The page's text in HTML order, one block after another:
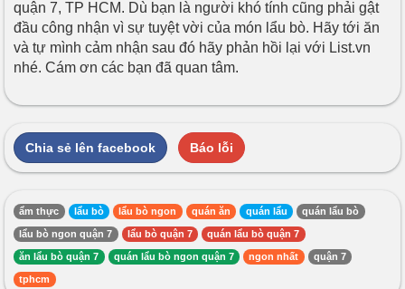
quận 7, TP HCM. Dù bạn là người khó tính cũng phải gật
đầu công nhận vì sự tuyệt vời của món lẩu bò. Hãy tới ăn
và tự mình cảm nhận sau đó hãy phản hồi lại với List.vn
nhé. Cám ơn các bạn đã quan tâm.
Chia sẻ lên facebook Báo lỗi
ẩm thực lẩu bò lẩu bò ngon quán ăn quán lẩu quán lẩu bò
lẩu bò ngon quận 7 lẩu bò quận 7 quán lẩu bò quận 7
ăn lẩu bò quận 7 quán lẩu bò ngon quận 7 ngon nhất quận 7
tphcm